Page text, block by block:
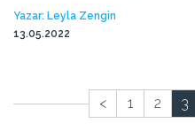
Yazar: Leyla Zengin
13.05.2022
< 1 2 3